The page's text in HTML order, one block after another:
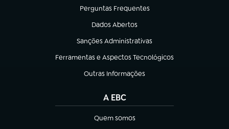
Perguntas Frequentes
(abre em nova aba)
Dados Abertos
(abre em nova aba)
Sanções Administrativas
(abre em nova aba)
Ferramentas e Aspectos Tecnológicos
(abre em nova aba)
Outras Informações
(abre em nova aba)
A EBC
Quem somos
(abre em nova aba)